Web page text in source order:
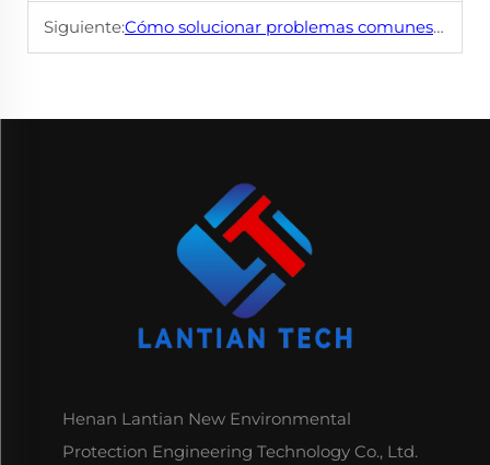
Siguiente:Cómo solucionar problemas comunes con una máquina niveladora
Henan Lantian New Environmental
Protection Engineering Technology Co., Ltd.